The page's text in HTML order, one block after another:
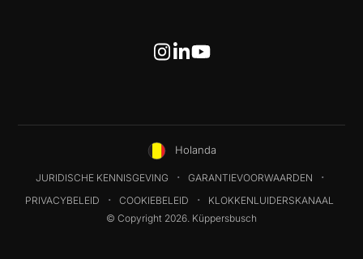
Holanda
JURIDISCHE KENNISGEVING
GARANTIEVOORWAARDEN
PRIVACYBELEID
COOKIEBELEID
KLOKKENLUIDERSKANAAL
© Copyright 2026. Küppersbusch